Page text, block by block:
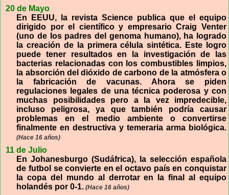
20 de Mayo
En EEUU, la revista Science publica que el equipo
dirigido por el científico y empresario Craig Venter
(uno de los padres del genoma humano), ha logrado
la creación de la primera célula sintética. Este logro
puede tener resultados en la investigación de las
bacterias relacionadas con los combustibles limpios,
la absorción del dióxido de carbono de la atmósfera o
la fabricación de vacunas. Ahora se piden
regulaciones legales de una técnica poderosa y con
muchas posibilidades pero a la vez impredecible,
incluso peligrosa, ya que también podría causar
problemas en el medio ambiente o convertirse
finalmente en destructiva y temeraria arma biológica.
(Hace 16 años)
11 de Julio
En Johanesburgo (Sudáfrica), la selección española
de futbol se convierte en el octavo país en conquistar
la copa del mundo al derrotar en la final al equipo
holandés por 0-1. (Hace 16 años)